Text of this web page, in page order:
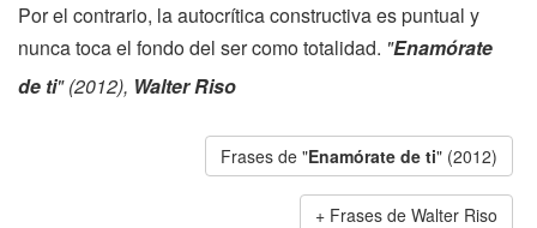
Por el contrario, la autocrítica constructiva es puntual y
nunca toca el fondo del ser como totalidad. "Enamórate
de ti" (2012), Walter Riso
Frases de "Enamórate de ti" (2012)
Frases de Walter Riso